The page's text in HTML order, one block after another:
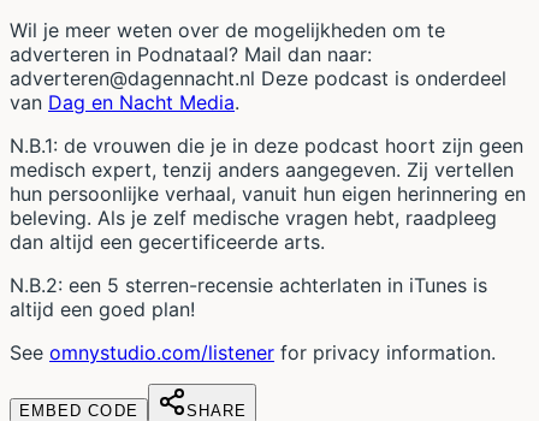
Wil je meer weten over de mogelijkheden om te
adverteren in Podnataal? Mail dan naar:
adverteren@dagennacht.nl Deze podcast is onderdeel
van Dag en Nacht Media.
N.B.1: de vrouwen die je in deze podcast hoort zijn geen
medisch expert, tenzij anders aangegeven. Zij vertellen
hun persoonlijke verhaal, vanuit hun eigen herinnering en
beleving. Als je zelf medische vragen hebt, raadpleeg
dan altijd een gecertificeerde arts.
N.B.2: een 5 sterren-recensie achterlaten in iTunes is
altijd een goed plan!
See omnystudio.com/listener for privacy information.
EMBED CODE SHARE